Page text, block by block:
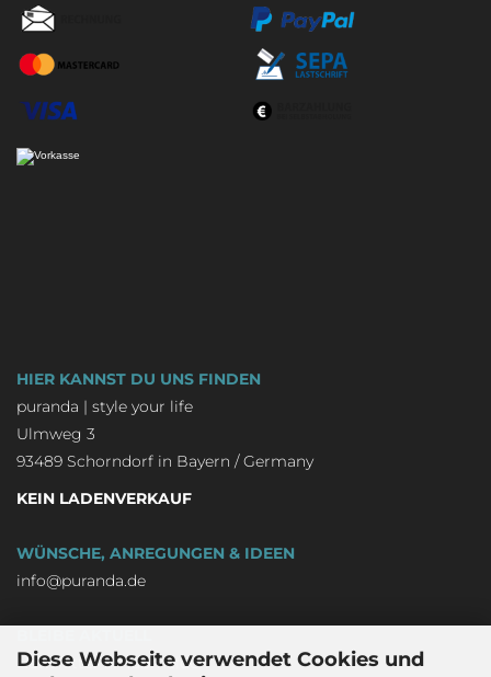
Diese Webseite verwendet Cookies und
HIER KANNST DU UNS FINDEN
puranda | style your life
Ulmweg 3
93489 Schorndorf in Bayern / Germany
KEIN LADENVERKAUF
WÜNSCHE, ANREGUNGEN & IDEEN
info@puranda.de
Newsletter an-/abmelden